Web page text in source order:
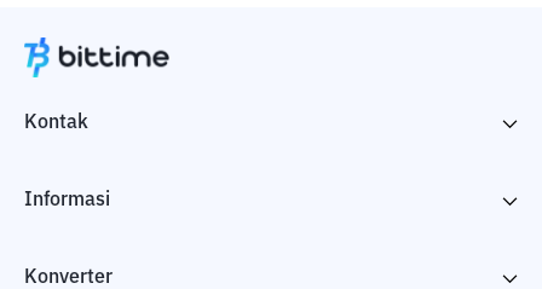
Kontak
Informasi
Konverter